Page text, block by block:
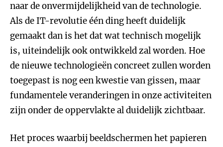
naar de onvermijdelijkheid van de technologie.
Als de IT-revolutie één ding heeft duidelijk
gemaakt dan is het dat wat technisch mogelijk
is, uiteindelijk ook ontwikkeld zal worden. Hoe
de nieuwe technologieën concreet zullen worden
toegepast is nog een kwestie van gissen, maar
fundamentele veranderingen in onze activiteiten
zijn onder de oppervlakte al duidelijk zichtbaar.
Het proces waarbij beeldschermen het papieren